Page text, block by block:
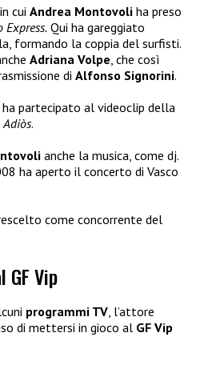
in cui Andrea Montovoli ha preso
Express.Qui ha gareggiato
formando la coppia del surfisti.
Adriana Volpe, che così
di Alfonso Signorini.
partecipato al videoclip della
Adiòs.
anche la musica, come dj.
ha aperto il concerto di Vasco
come concorrente del
GF Vip
programmi TV , l’attore
di mettersi in gioco al GF Vip